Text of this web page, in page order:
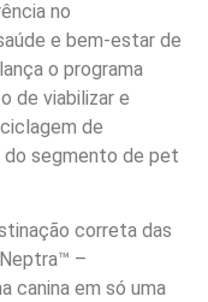
no
e bem-estar de
o programa
de viabilizar e
de
do segmento de pet
correta das
–
canina em só uma